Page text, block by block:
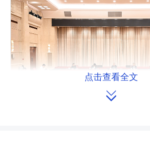
点击查看全文
